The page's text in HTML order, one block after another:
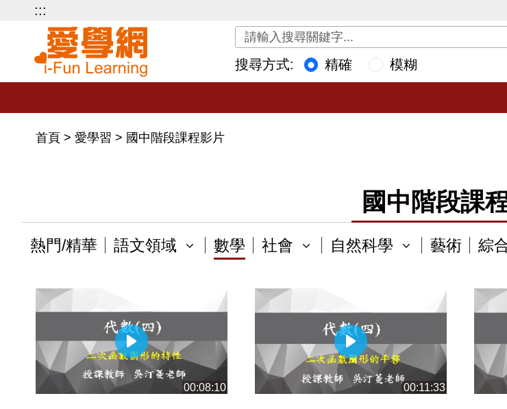
:::
關鍵字搜尋
搜尋方式:
精確 模糊
首頁 > 愛學習 > 國中階段課程影片
國中階段課
熱門/精華 語文領域 數學 社會 自然科學 藝術 綜
00:08:10 00:11:33